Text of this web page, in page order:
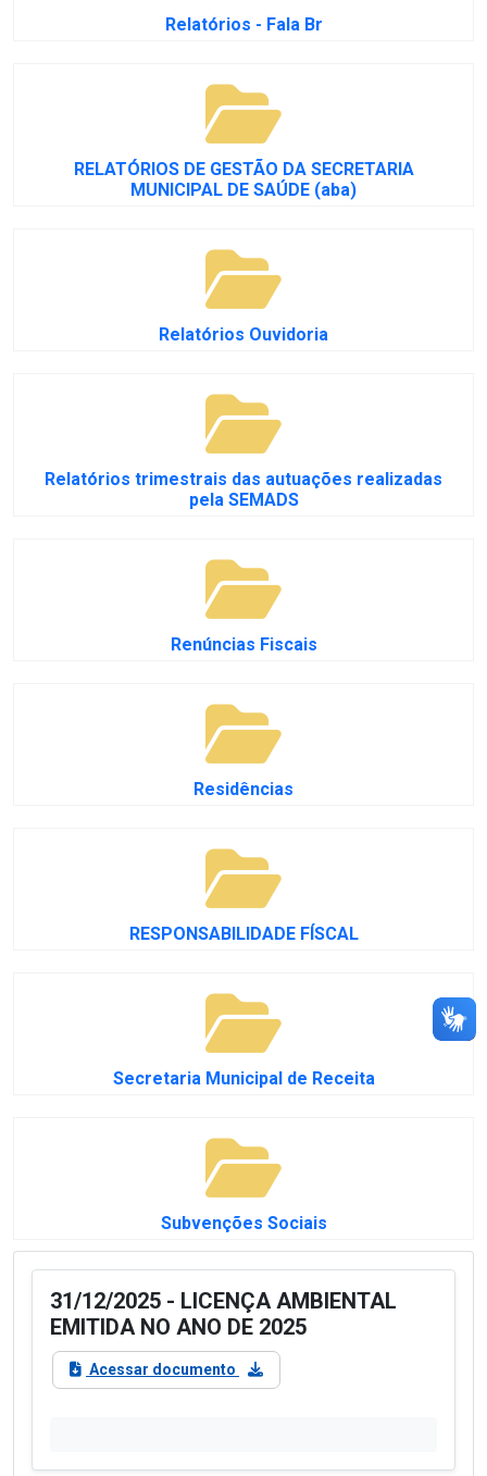
Relatórios - Fala Br
RELATÓRIOS DE GESTÃO DA SECRETARIA
MUNICIPAL DE SAÚDE (aba)
Relatórios Ouvidoria
Relatórios trimestrais das autuações realizadas
pela SEMADS
Renúncias Fiscais
Residências
RESPONSABILIDADE FÍSCAL
Secretaria Municipal de Receita
Subvenções Sociais
31/12/2025 - LICENÇA AMBIENTAL
EMITIDA NO ANO DE 2025
Acessar documento